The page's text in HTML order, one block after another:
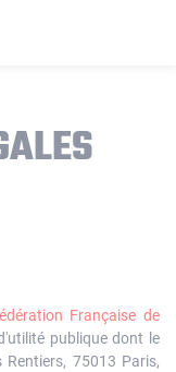
Française de
publique dont le
75013 Paris,